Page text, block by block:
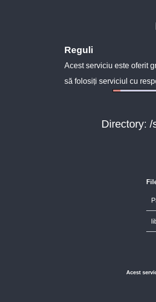
Reguli
Acest serviciu este oferit
să folosiți serviciul cu
Directory:
Acest